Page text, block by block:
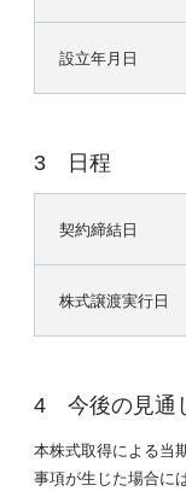
設立年月日
日程
契約締結日
株式譲渡実行日
今後の見通
本株式取得による当
事項が生じた場合に